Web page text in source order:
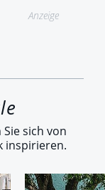
Anzeige
sich von
inspirieren.